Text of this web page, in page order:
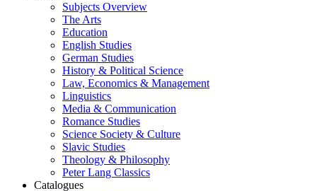
Subjects Overview
The Arts
Education
English Studies
German Studies
History & Political Science
Law, Economics & Management
Linguistics
Media & Communication
Romance Studies
Science Society & Culture
Slavic Studies
Theology & Philosophy
Peter Lang Classics
Catalogues